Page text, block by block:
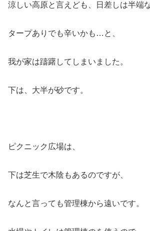
涼しい高原と言えども、日差しは半端
タープありでも辛いかも…と、
我が家は躊躇してしまいました。
下は、大半が砂です。
ピクニック広場は、
下は芝生で木陰もあるのですが、
なんと言っても管理棟から遠いです。